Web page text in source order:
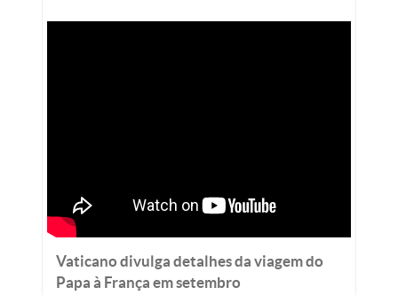
Vaticano divulga detalhes da viagem do
Papa à França em setembro